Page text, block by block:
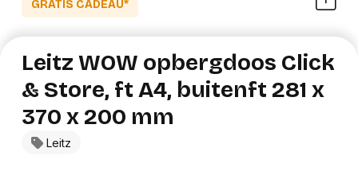
GRATIS CADEAU*
Leitz
Leitz WOW opbergdoos Click
& Store, ft A4, buitenft 281 x
370 x 200 mm